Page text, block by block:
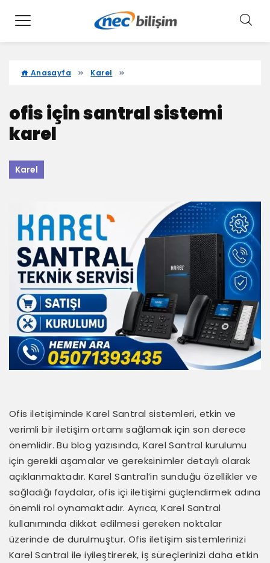
Anasayfa Karel
ofis için santral sistemi
karel
Karel
Ofis iletişiminde Karel Santral sistemleri, etkin ve
verimli bir iletişim ortamı sağlamak için son derece
önemlidir. Bu blog yazısında, Karel Santral kurulumu
için gerekli aşamalar ve gereksinimler detaylı olarak
açıklanmaktadır. Karel Santral’in sunduğu özellikler ve
sağladığı faydalar, ofis içi iletişimi güçlendirmek adına
önemli rol oynamaktadır. Ayrıca, Karel Santral
kullanımında dikkat edilmesi gereken noktalar
üzerinde de durulmuştur. Ofis iletişim sistemlerinizi
Karel Santral ile iyileştirerek, iş süreçlerinizi daha etkin